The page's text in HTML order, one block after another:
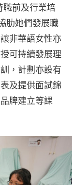
前及行業培
肋她們發展職
非華語女性亦
可持續發展理
，計劃亦設有
及提供面試錦
牌建立等課